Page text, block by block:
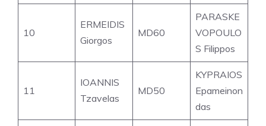
10
ERMEIDIS
Giorgos
MD60
PARASKE
VOPOULO
S Filippos
11
IOANNIS
Tzavelas
MD50
KYPRAIOS
Epameinon
das